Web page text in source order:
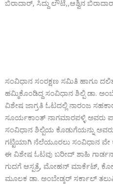
ಬಿರಾದಾರ್, ಸಿದ್ದು ಲೌಟೆ,,ಆಶ್ವಿನ
ಸಂವಿಧಾನ ಸಂರಕ್ಷಣ ಸಮಿತಿ ಹಾಗೂ
ಹಮ್ಮಿಕೊಂಡಿದ್ದ ಸಂವಿಧಾನ ಶಿಲ್ಪಿ ಡಾ.
ವಿಶೇಷ ಜಾಗ್ರತಿ ಓಟದಲ್ಲಿ ನಾರಂಜ
ಸೂರ್ಯಕಾಂತ್ ನಾಗಮಾರಪಳ್ಳಿ ಅವರು
ಸಂವಿಧಾನ ಶಿಲ್ಪಿಯ ಕೊಡುಗೆಯನ್ನು ಅವರು
ಗಟ್ಟಿಯಾಗಿ ನೆಲೆಯೂರಲು ಸಂವಿಧಾನ ವೇ
ಈ ವಿಶೇಷ ಓಟವು ಬರೀದ್ ಶಾಹಿ
ಗುದಗೆ ಆಸ್ಪತ್ರೆ, ಮೋಹನ್ ಮಾರ್ಕೆಟ್,
ಮೂಲಕ ಡಾ. ಅಂಬೇಡ್ಕರ್ ಸರ್ಕಾಲ್